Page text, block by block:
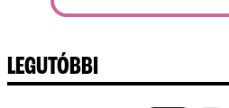
LEGUTÓBBI